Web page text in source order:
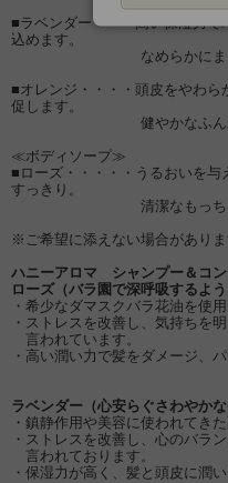
■ラベンダー・・・高い保湿力で
込めます。
なめらかにまとま
■オレンジ・・・・頭皮をやわ
促します。
健やかなふんわ
≪ボディソープ≫
■ローズ・・・・・うるおいを
すっきり。
清潔なもっちり肌へ
※ご希望に添えない場合がありま
ハニーアロマ シャンプー＆コ
ローズ（バラ園で深呼吸するよう
・希少なダマスクバラ花油を使用
・ストレスを改善し、気持ちを
言われています。
・高い潤い力で髪をダメージ、
ラベンダー（心安らぐさわやかな
・鎮静作用や美容に使われてき
・ストレスを改善し、心のバラ
言われております。
・保湿力が高く、髪と頭皮に潤い